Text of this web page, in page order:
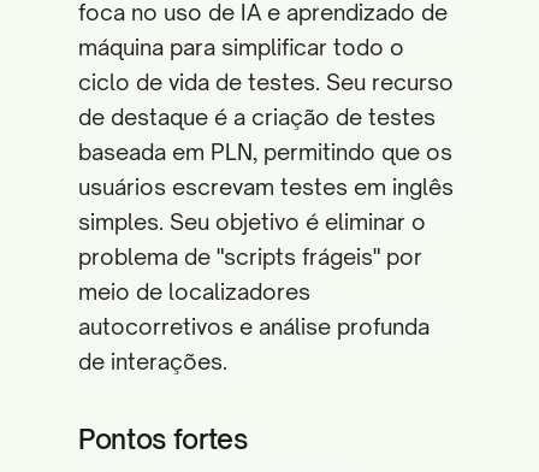
foca no uso de IA e aprendizado de
máquina para simplificar todo o
ciclo de vida de testes. Seu recurso
de destaque é a criação de testes
baseada em PLN, permitindo que os
usuários escrevam testes em inglês
simples. Seu objetivo é eliminar o
problema de "scripts frágeis" por
meio de localizadores
autocorretivos e análise profunda
de interações.
Pontos fortes